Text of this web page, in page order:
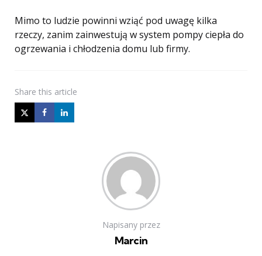
Mimo to ludzie powinni wziąć pod uwagę kilka
rzeczy, zanim zainwestują w system pompy ciepła do
ogrzewania i chłodzenia domu lub firmy.
Share this article
Napisany przez
Marcin